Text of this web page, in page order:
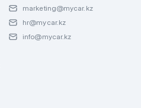
marketing@mycar.kz
hr@mycar.kz
info@mycar.kz